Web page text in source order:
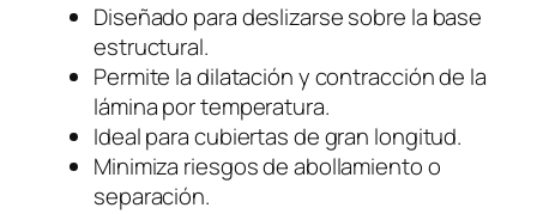
Diseñado para deslizarse sobre la base
estructural.
Permite la dilatación y contracción de la
lámina por temperatura.
Ideal para cubiertas de gran longitud.
Minimiza riesgos de abollamiento o
separación.